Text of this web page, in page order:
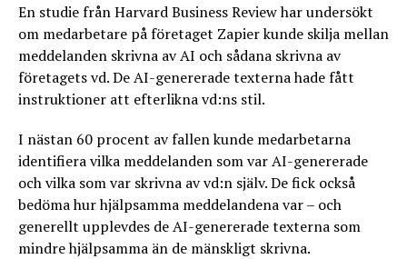
En studie från Harvard Business Review har undersökt
om medarbetare på företaget Zapier kunde skilja mellan
meddelanden skrivna av AI och sådana skrivna av
företagets vd. De AI-genererade texterna hade fått
instruktioner att efterlikna vd:ns stil.
I nästan 60 procent av fallen kunde medarbetarna
identifiera vilka meddelanden som var AI-genererade
och vilka som var skrivna av vd:n själv. De fick också
bedöma hur hjälpsamma meddelandena var – och
generellt upplevdes de AI-genererade texterna som
mindre hjälpsamma än de mänskligt skrivna.